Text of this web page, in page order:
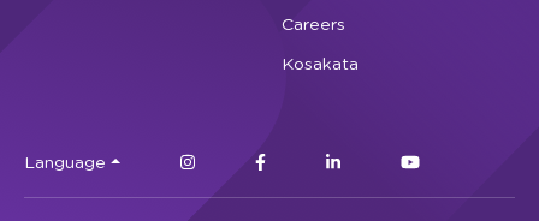
Careers
Kosakata
Language